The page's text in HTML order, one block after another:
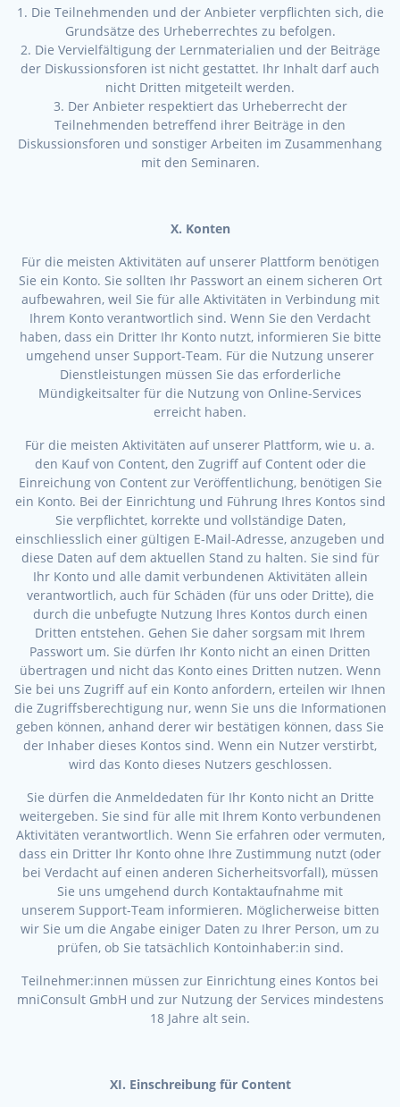
1. Die Teilnehmenden und der Anbieter verpflichten sich, die
Grundsätze des Urheberrechtes zu befolgen.
2. Die Vervielfältigung der Lernmaterialien und der Beiträge
der Diskussionsforen ist nicht gestattet. Ihr Inhalt darf auch
nicht Dritten mitgeteilt werden.
3. Der Anbieter respektiert das Urheberrecht der
Teilnehmenden betreffend ihrer Beiträge in den
Diskussionsforen und sonstiger Arbeiten im Zusammenhang
mit den Seminaren.
X. Konten
Für die meisten Aktivitäten auf unserer Plattform benötigen
Sie ein Konto. Sie sollten Ihr Passwort an einem sicheren Ort
aufbewahren, weil Sie für alle Aktivitäten in Verbindung mit
Ihrem Konto verantwortlich sind. Wenn Sie den Verdacht
haben, dass ein Dritter Ihr Konto nutzt, informieren Sie bitte
umgehend unser Support-Team. Für die Nutzung unserer
Dienstleistungen müssen Sie das erforderliche
Mündigkeitsalter für die Nutzung von Online-Services
erreicht haben.
Für die meisten Aktivitäten auf unserer Plattform, wie u. a.
den Kauf von Content, den Zugriff auf Content oder die
Einreichung von Content zur Veröffentlichung, benötigen Sie
ein Konto. Bei der Einrichtung und Führung Ihres Kontos sind
Sie verpflichtet, korrekte und vollständige Daten,
einschliesslich einer gültigen E-Mail-Adresse, anzugeben und
diese Daten auf dem aktuellen Stand zu halten. Sie sind für
Ihr Konto und alle damit verbundenen Aktivitäten allein
verantwortlich, auch für Schäden (für uns oder Dritte), die
durch die unbefugte Nutzung Ihres Kontos durch einen
Dritten entstehen. Gehen Sie daher sorgsam mit Ihrem
Passwort um. Sie dürfen Ihr Konto nicht an einen Dritten
übertragen und nicht das Konto eines Dritten nutzen. Wenn
Sie bei uns Zugriff auf ein Konto anfordern, erteilen wir Ihnen
die Zugriffsberechtigung nur, wenn Sie uns die Informationen
geben können, anhand derer wir bestätigen können, dass Sie
der Inhaber dieses Kontos sind. Wenn ein Nutzer verstirbt,
wird das Konto dieses Nutzers geschlossen.
Sie dürfen die Anmeldedaten für Ihr Konto nicht an Dritte
weitergeben. Sie sind für alle mit Ihrem Konto verbundenen
Aktivitäten verantwortlich. Wenn Sie erfahren oder vermuten,
dass ein Dritter Ihr Konto ohne Ihre Zustimmung nutzt (oder
bei Verdacht auf einen anderen Sicherheitsvorfall), müssen
Sie uns umgehend durch Kontaktaufnahme mit
unserem Support-Team informieren. Möglicherweise bitten
wir Sie um die Angabe einiger Daten zu Ihrer Person, um zu
prüfen, ob Sie tatsächlich Kontoinhaber:in sind.
Teilnehmer:innen müssen zur Einrichtung eines Kontos bei
mniConsult GmbH und zur Nutzung der Services mindestens
18 Jahre alt sein.
XI. Einschreibung für Content